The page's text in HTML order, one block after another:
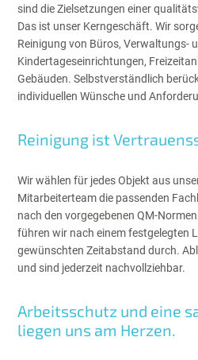
sind die Zielsetzungen einer
Das ist unser Kerngeschäft. Wir
Reinigung von Büros, Verwaltungs-
Kindertageseinrichtungen,
Gebäuden. Selbstverständlich
individuellen Wünsche und
Reinigung ist
Wir wählen für jedes Objekt aus
Mitarbeiterteam die passenden
nach den vorgegebenen QM-
führen wir nach einem festgelegten
gewünschten Zeitabstand durch.
und sind jederzeit nachvollziehbar.
Arbeitsschutz und eine
liegen uns am Herzen.